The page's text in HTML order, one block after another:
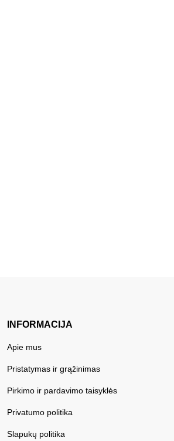
INFORMACIJA
Apie mus
Pristatymas ir grąžinimas
Pirkimo ir pardavimo taisyklės
Privatumo politika
Slapukų politika